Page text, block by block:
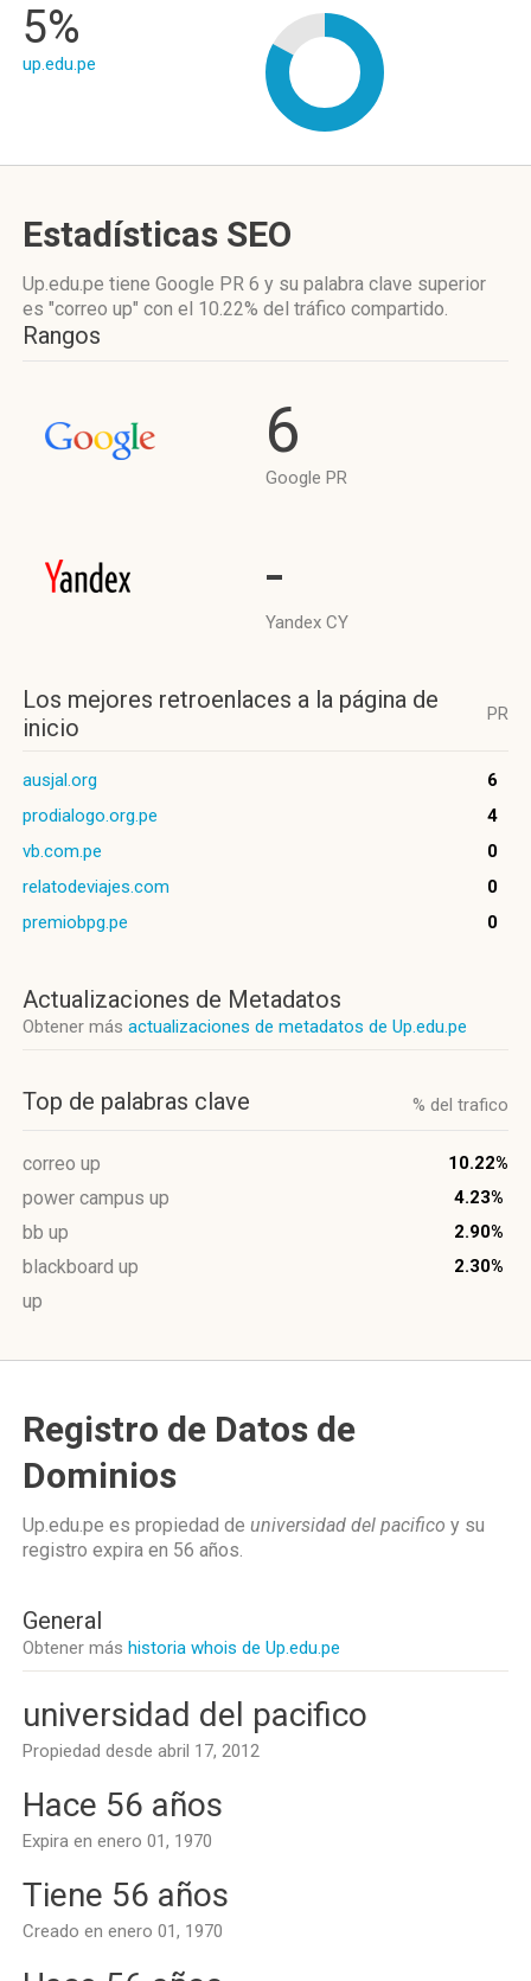
5%
up.edu.pe
Estadísticas SEO
Up.edu.pe tiene Google PR 6 y su palabra clave superior
es "correo up" con el 10.22% del tráfico compartido.
Rangos
6
Google PR
-
Yandex CY
Los mejores retroenlaces a la página de
inicio
PR
ausjal.org
6
prodialogo.org.pe
4
vb.com.pe
0
relatodeviajes.com
0
premiobpg.pe
0
Actualizaciones de Metadatos
Obtener más actualizaciones de metadatos de Up.edu.pe
Top de palabras clave % del trafico
correo up 10.22%
power campus up 4.23%
bb up 2.90%
blackboard up 2.30%
up
Registro de Datos de
Dominios
Up.edu.pe es propiedad de universidad del pacifico y su
registro expira en 56 años.
General
Obtener más historia whois de Up.edu.pe
universidad del pacifico
Propiedad desde abril 17, 2012
Hace 56 años
Expira en enero 01, 1970
Tiene 56 años
Creado en enero 01, 1970